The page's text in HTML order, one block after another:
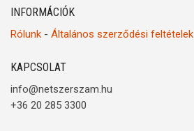
INFORMÁCIÓK
Rólunk - Általános szerződési feltételek
KAPCSOLAT
info@netszerszam.hu
+36 20 285 3300